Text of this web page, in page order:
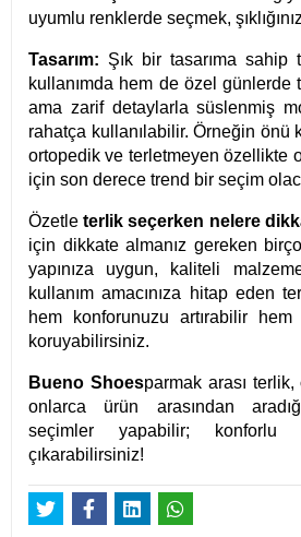
uyumlu renklerde seçmek,
Tasarım: Şık bir tasarıma sahip
kullanımda hem de özel günlerde
ama zarif detaylarla süslenmiş
rahatça kullanılabilir. Örneğin önü
ortopedik ve terletmeyen özellikte
için son derece trend bir seçim
Özetle terlik seçerken nelere
için dikkate almanız gereken
yapınıza uygun, kaliteli
kullanım amacınıza hitap eden
hem konforunuzu artırabilir hem
koruyabilirsiniz.
Bueno Shoesparmak arası terlik,
onlarca ürün arasından
seçimler yapabilir; konforlu
çıkarabilirsiniz!